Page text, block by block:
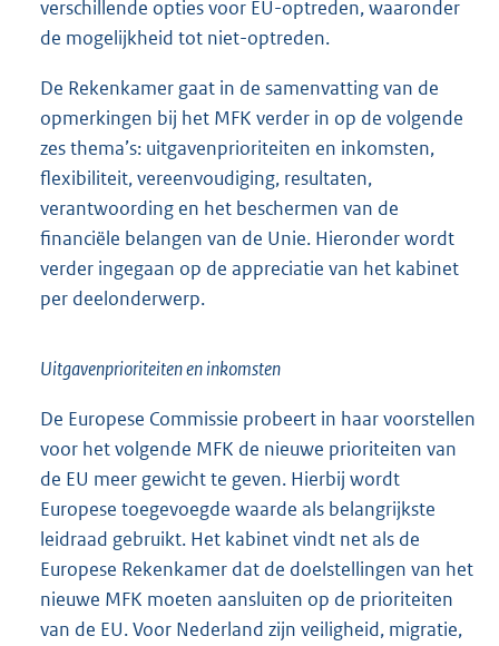
verschillende opties voor EU-optreden, waaronder
de mogelijkheid tot niet-optreden.
De Rekenkamer gaat in de samenvatting van de
opmerkingen bij het MFK verder in op de volgende
zes thema’s: uitgavenprioriteiten en inkomsten,
flexibiliteit, vereenvoudiging, resultaten,
verantwoording en het beschermen van de
financiële belangen van de Unie. Hieronder wordt
verder ingegaan op de appreciatie van het kabinet
per deelonderwerp.
Uitgavenprioriteiten en inkomsten
De Europese Commissie probeert in haar voorstellen
voor het volgende MFK de nieuwe prioriteiten van
de EU meer gewicht te geven. Hierbij wordt
Europese toegevoegde waarde als belangrijkste
leidraad gebruikt. Het kabinet vindt net als de
Europese Rekenkamer dat de doelstellingen van het
nieuwe MFK moeten aansluiten op de prioriteiten
van de EU. Voor Nederland zijn veiligheid, migratie,